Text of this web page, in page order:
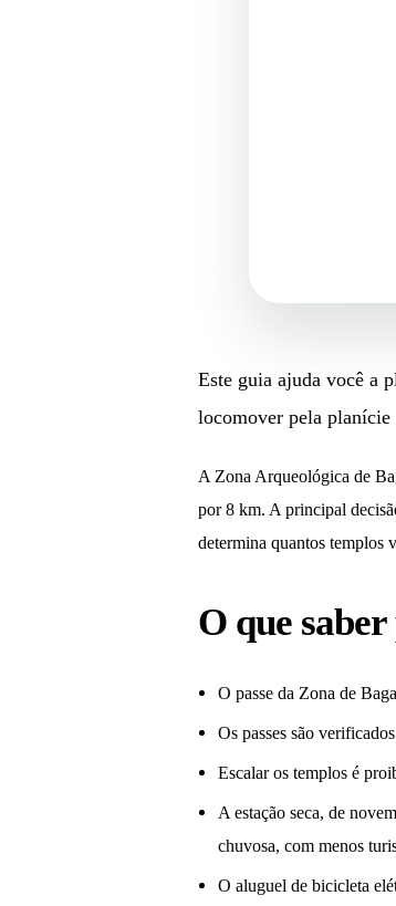
Este guia ajuda você a
locomover pela planície
A Zona Arqueológica de
por 8 km. A principal
determina quantos templos
O que
O passe da Zona de
Os passes são
Escalar os templos é
A estação seca, de
chuvosa, com menos
O aluguel de bicicleta